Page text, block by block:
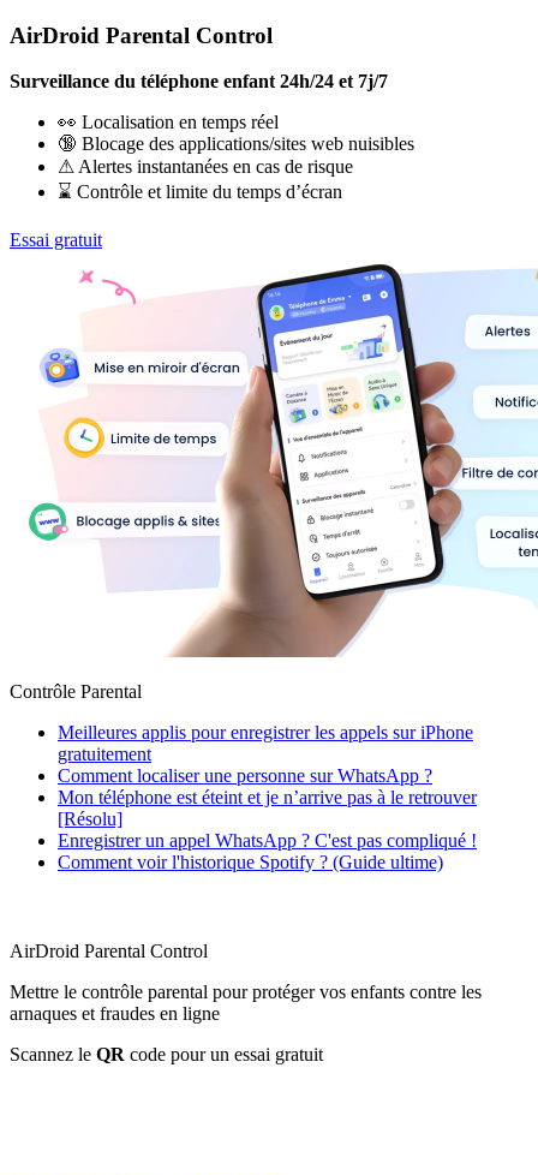
AirDroid Parental Control
Surveillance du téléphone enfant 24h/24 et 7j/7
👀 Localisation en temps réel
🔞 Blocage des applications/sites web nuisibles
⚠ Alertes instantanées en cas de risque
⌛ Contrôle et limite du temps d’écran
Essai gratuit
Contrôle Parental
Meilleures applis pour enregistrer les appels sur iPhone
gratuitement
Comment localiser une personne sur WhatsApp ?
Mon téléphone est éteint et je n’arrive pas à le retrouver
[Résolu]
Enregistrer un appel WhatsApp ? C'est pas compliqué !
Comment voir l'historique Spotify ? (Guide ultime)
AirDroid Parental Control
Mettre le contrôle parental pour protéger vos enfants contre les
arnaques et fraudes en ligne
Scannez le QR code pour un essai gratuit